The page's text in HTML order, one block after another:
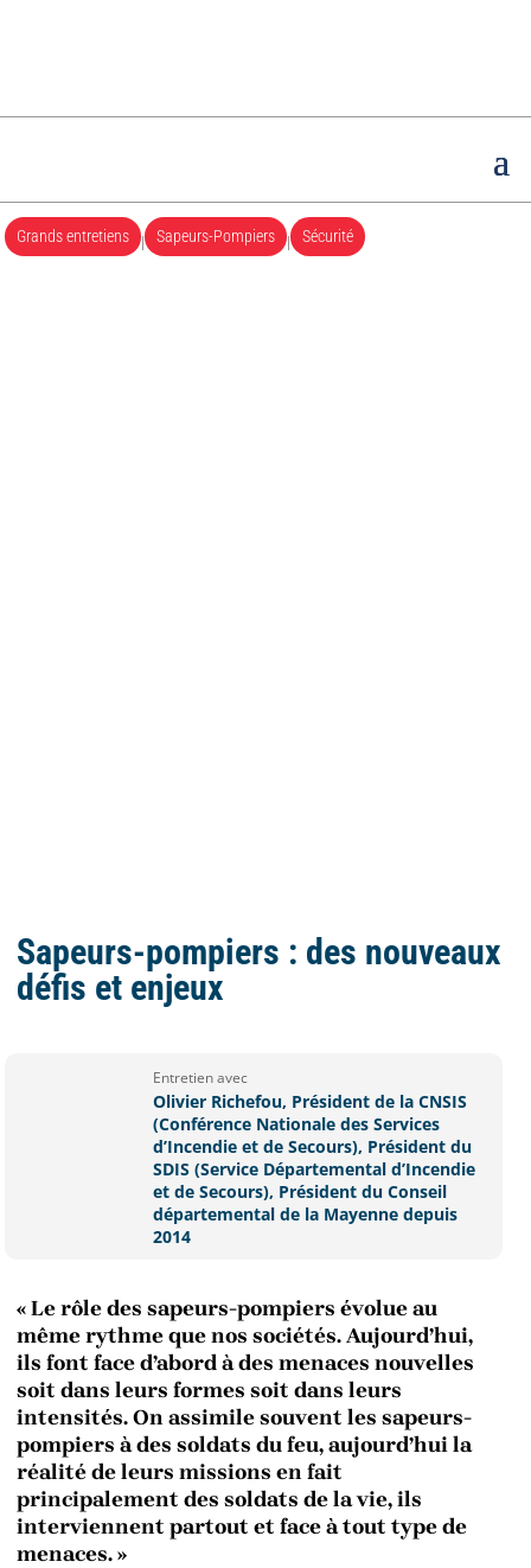
Grands entretiens | Sapeurs-Pompiers | Sécurité
Sapeurs-pompiers : des nouveaux
défis et enjeux
Entretien avec
Olivier Richefou, Président de la CNSIS
(Conférence Nationale des Services
d’Incendie et de Secours), Président du
SDIS (Service Départemental d’Incendie
et de Secours), Président du Conseil
départemental de la Mayenne depuis
2014
« Le rôle des sapeurs-pompiers évolue au
même rythme que nos sociétés. Aujourd’hui,
ils font face d’abord à des menaces nouvelles
soit dans leurs formes soit dans leurs
intensités. On assimile souvent les sapeurs-
pompiers à des soldats du feu, aujourd’hui la
réalité de leurs missions en fait
principalement des soldats de la vie, ils
interviennent partout et face à tout type de
menaces. »